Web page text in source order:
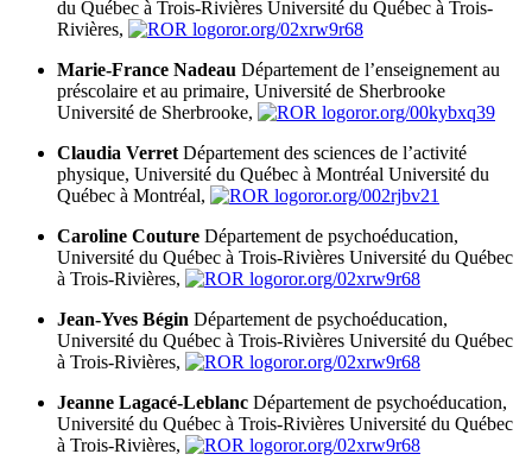
du Québec à Trois-Rivières Université du Québec à Trois-
Rivières,
ror.org/02xrw9r68
Marie-France Nadeau Département de l’enseignement au
préscolaire et au primaire, Université de Sherbrooke
Université de Sherbrooke,
ror.org/00kybxq39
Claudia Verret Département des sciences de l’activité
physique, Université du Québec à Montréal Université du
Québec à Montréal,
ror.org/002rjbv21
Caroline Couture Département de psychoéducation,
Université du Québec à Trois-Rivières Université du Québec
à Trois-Rivières,
ror.org/02xrw9r68
Jean-Yves Bégin Département de psychoéducation,
Université du Québec à Trois-Rivières Université du Québec
à Trois-Rivières,
ror.org/02xrw9r68
Jeanne Lagacé-Leblanc Département de psychoéducation,
Université du Québec à Trois-Rivières Université du Québec
à Trois-Rivières,
ror.org/02xrw9r68